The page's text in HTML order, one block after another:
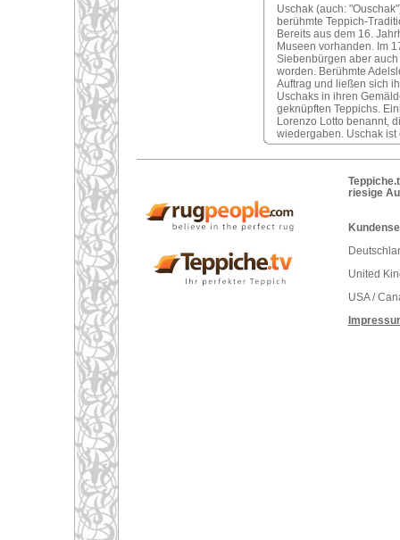
Uschak (auch:
berühmte Teppich-
Bereits aus dem 16.
Museen vorhanden. Im
Siebenbürgen aber
worden. Berühmte
Auftrag und ließen sich
Uschaks in ihren
geknüpften Teppichs.
Lorenzo Lotto benannt,
wiedergaben. Uschak
riesige
United
USA /